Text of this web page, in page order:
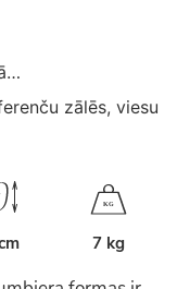
zālēs, viesu
KG
7 kg